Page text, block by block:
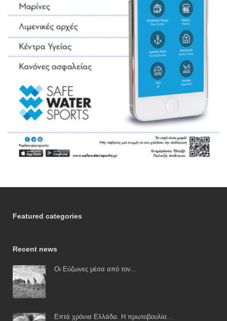
Featured categories
Recent news
Οι Εύζωνες μέσα από τον...
Επτά χρόνια Ελλάδα. Η πρωτοβουλία...